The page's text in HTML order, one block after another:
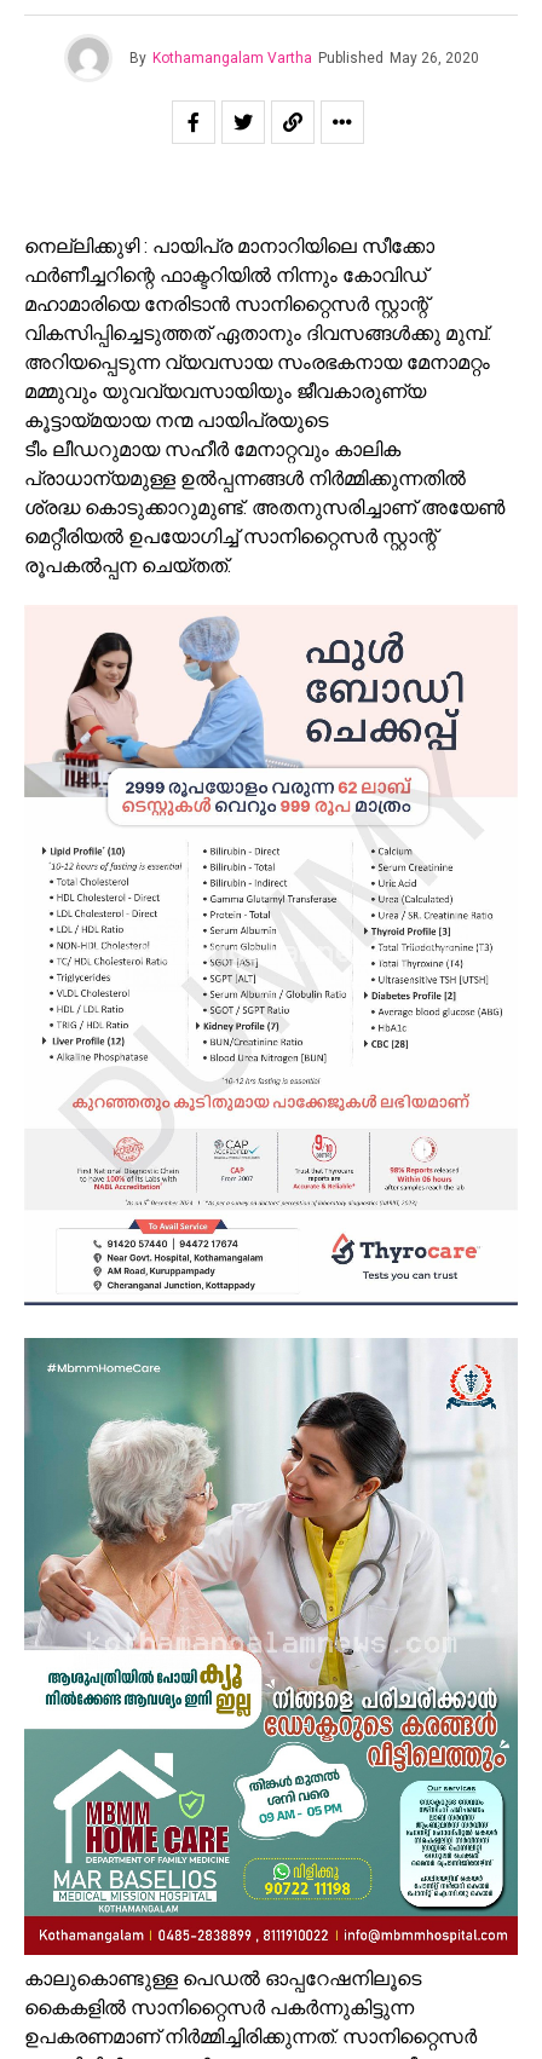
By Kothamangalam Vartha Published May 26, 2020
നെല്ലിക്കുഴി : പായിപ്ര മാനാറിയിലെ സീക്കോ
ഫർണീച്ചറിന്റെ ഫാക്ടറിയിൽ നിന്നും കോവിഡ്
മഹാമാരിയെ നേരിടാൻ സാനിറ്റൈസർ സ്റ്റാന്റ്
വികസിപ്പിച്ചെടുത്തത് ഏതാനും ദിവസങ്ങൾക്കു മുമ്പ്.
അറിയപ്പെടുന്ന വ്യവസായ സംരഭകനായ മേനാമറ്റം
മമ്മുവും യുവവ്യവസായിയും ജീവകാരുണ്യ
കൂട്ടായ്മയായ നന്മ പായിപ്രയുടെ
ടീം ലീഡറുമായ സഹീർ മേനാറ്റവും കാലിക
പ്രാധാന്യമുള്ള ഉൽപ്പന്നങ്ങൾ നിർമ്മിക്കുന്നതിൽ
ശ്രദ്ധ കൊടുക്കാറുമുണ്ട്. അതനുസരിച്ചാണ് അയേൺ
മെറ്റീരിയൽ ഉപയോഗിച്ച് സാനിറ്റൈസർ സ്റ്റാന്റ്
രൂപകൽപ്പന ചെയ്തത്.
കാലുകൊണ്ടുള്ള പെഡൽ ഓപ്പറേഷനിലൂടെ
കൈകളിൽ സാനിറ്റൈസർ പകർന്നുകിട്ടുന്ന
ഉപകരണമാണ് നിർമ്മിച്ചിരിക്കുന്നത്. സാനിറ്റൈസർ